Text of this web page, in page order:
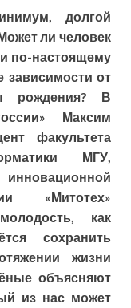
долгой
ли человек
по-настоящему
от
рождения? В
Максим
факультета
МГУ,
«Митотех»
как
сохранить
жизни
объясняют
из нас может